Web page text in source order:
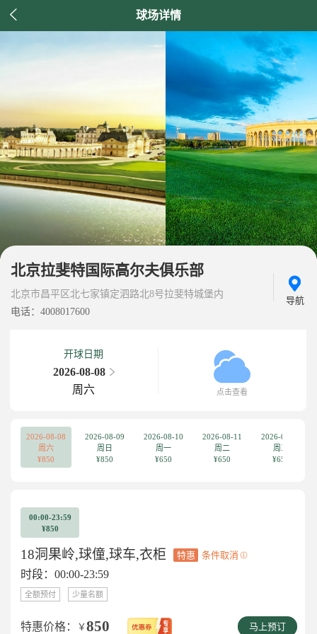
 球场详情
北京拉斐特国际高尔夫俱乐部
北京市昌平区北七家镇定泗路北8号拉斐特城堡内
电话：4008017600
导航
开球日期
2026-08-08
周六
点击查看
2026-08-08
周六
¥850
2026-08-09
周日
¥850
2026-08-10
周一
¥650
2026-08-11
周二
¥650
2026-08-12
周三
¥650
00:00-23:59
¥850
18洞果岭,球僮,球车,衣柜 特惠 条件取消
时段：00:00-23:59
全额预付 少量名额
特惠价格： ￥850 马上预订